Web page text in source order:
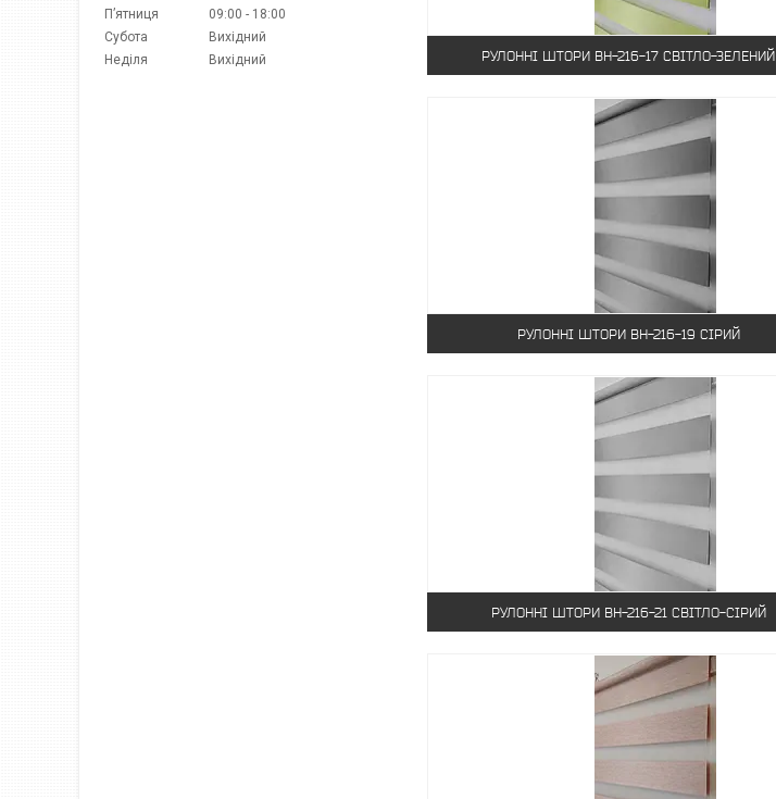
РУЛОННІ ШТОРИ ВН-216-17 СВІТЛО-ЗЕЛЕНИЙ
РУЛОННІ ШТОРИ ВН-216-19 СІРИЙ
РУЛОННІ ШТОРИ ВН-216-21 СВІТЛО-СІРИЙ
Пʼятниця
09:00
18:00
Субота
Вихідний
Неділя
Вихідний